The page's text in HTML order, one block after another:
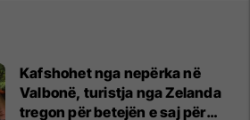
Kafshohet nga nepërka në
Valbonë, turistja nga Zelanda
tregon për betejën e saj për